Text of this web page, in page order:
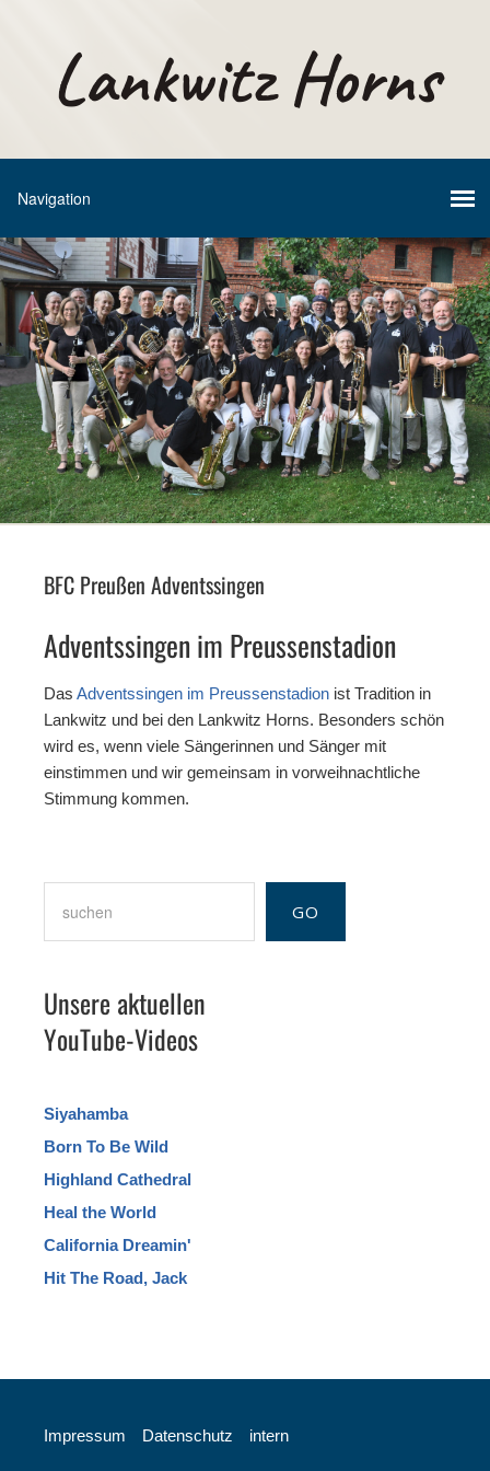
Lankwitz Horns
BFC Preußen Adventssingen
Adventssingen im Preussenstadion
Das Adventssingen im Preussenstadion ist Tradition in
Lankwitz und bei den Lankwitz Horns. Besonders schön
wird es, wenn viele Sängerinnen und Sänger mit
einstimmen und wir gemeinsam in vorweihnachtliche
Stimmung kommen.
GO
Unsere aktuellen
YouTube-Videos
Siyahamba
Born To Be Wild
Highland Cathedral
Heal the World
California Dreamin'
Hit The Road, Jack
Impressum Datenschutz intern